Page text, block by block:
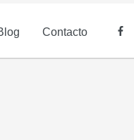
Contacto